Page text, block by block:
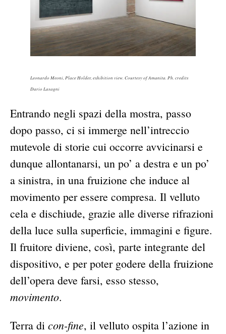
Leonardo Meoni, Place Holder, exhibition view. Courtesy of Amanita. Ph. credits
Dario Lasagni
Entrando negli spazi della mostra, passo
dopo passo, ci si immerge nell’intreccio
mutevole di storie cui occorre avvicinarsi e
dunque allontanarsi, un po’ a destra e un po’
a sinistra, in una fruizione che induce al
movimento per essere compresa. Il velluto
cela e dischiude, grazie alle diverse rifrazioni
della luce sulla superficie, immagini e figure.
Il fruitore diviene, così, parte integrante del
dispositivo, e per poter godere della fruizione
dell’opera deve farsi, esso stesso,
movimento.
Terra di con-fine, il velluto ospita l’azione in